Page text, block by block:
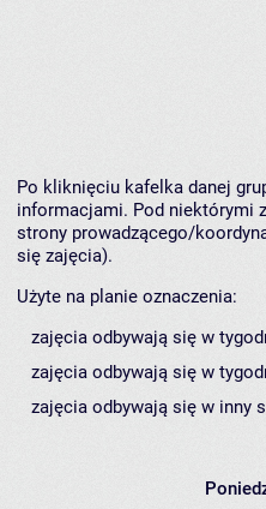
Po kliknięciu kafelka danej
informacjami. Pod niektórymi
strony prowadzącego/
się zajęcia).
Użyte na planie oznaczenia:
zajęcia odbywają się w
zajęcia odbywają się w
zajęcia odbywają się w inny